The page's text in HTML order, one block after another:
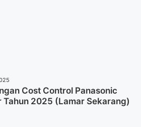
Cost Control Panasonic
Tahun 2025 (Lamar Sekarang)